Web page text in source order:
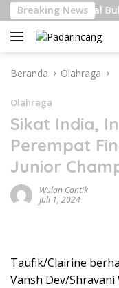
Langsung
ke
konten
Breaking News
Internasional Bukti
Beranda Olahraga
Olahraga
Sikat India,
Perempat
Junior
Wulan Cantik
Juli 1, 2024
Taufik/Clairine
Vansh Dev/